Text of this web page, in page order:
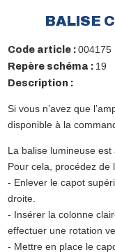
BALISE
Code article :004175
Repère schéma : 19
Description :
Si vous n’avez que
disponible à la
La balise lumineuse
Pour cela, procédez de
- Enlever le capot
droite.
- Insérer la colonne
effectuer une rotation
- Mettre en place le